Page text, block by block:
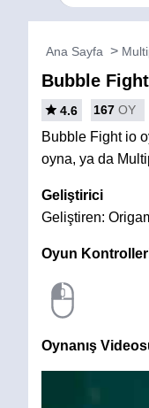
Ana Sayfa
Bubble
4.6 167 OY
Bubble Fight io
oyna, ya da
Geliştirici
Geliştiren:
Oyun
Oynanış